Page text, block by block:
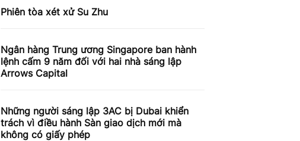
Phiên tòa xét xử Su Zhu
Ngân hàng Trung ương Singapore ban hành
lệnh cấm 9 năm đối với hai nhà sáng lập
Arrows Capital
Những người sáng lập 3AC bị Dubai khiển
trách vì điều hành Sàn giao dịch mới mà
không có giấy phép